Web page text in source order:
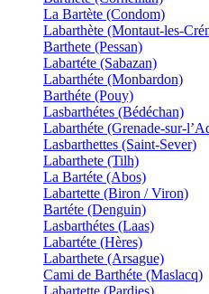
La Bartète (Condom)
Labarthète (Montaut-les-
Barthete (Pessan)
Labartéte (Sabazan)
Labarthéte (Monbardon)
Barthéte (Pouy)
Lasbarthétes (Bédéchan)
Labarthéte (Grenade-sur-
Lasbarthettes (Saint-Sever)
Labarthete (Tilh)
La Bartéte (Abos)
Labartette (Biron / Viron)
Bartéte (Denguin)
Lasbarthétes (Laas)
Labartéte (Hères)
Labarthete (Arsague)
Cami de Barthéte (Maslacq)
Labartette (Pardies)